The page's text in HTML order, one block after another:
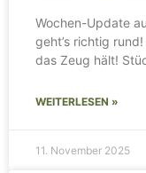
Wochen-Update
geht’s richtig
das Zeug hält!
WEITERLESEN »
11. November 2025